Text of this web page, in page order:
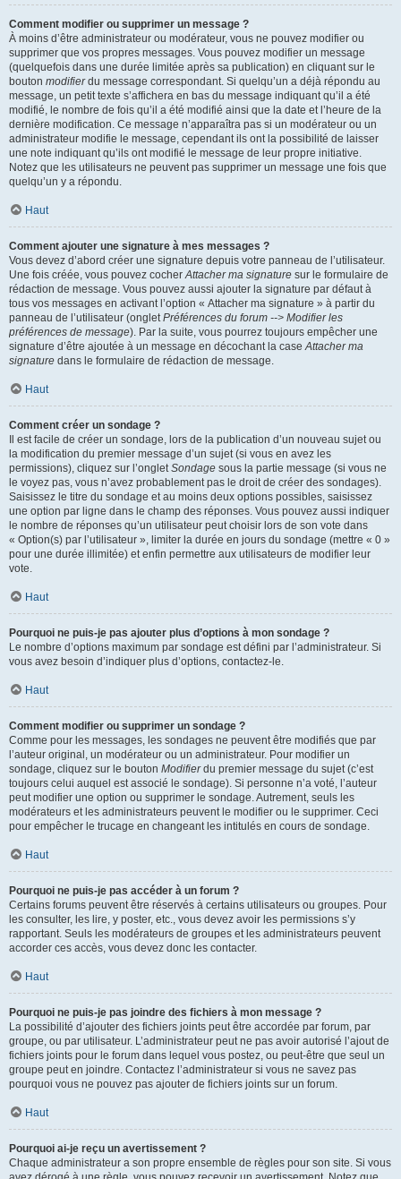
Comment modifier ou supprimer un message ?
À moins d’être administrateur ou modérateur, vous ne pouvez modifier ou
supprimer que vos propres messages. Vous pouvez modifier un message
(quelquefois dans une durée limitée après sa publication) en cliquant sur le
bouton modifierdu message correspondant. Si quelqu’un a déjà répondu au
message, un petit texte s’affichera en bas du message indiquant qu’il a été
modifié, le nombre de fois qu’il a été modifié ainsi que la date et l’heure de la
dernière modification. Ce message n’apparaîtra pas si un modérateur ou un
administrateur modifie le message, cependant ils ont la possibilité de laisser
une note indiquant qu’ils ont modifié le message de leur propre initiative.
Notez que les utilisateurs ne peuvent pas supprimer un message une fois que
quelqu’un y a répondu.
Haut
Comment ajouter une signature à mes messages ?
Vous devez d’abord créer une signature depuis votre panneau de l’utilisateur.
Une fois créée, vous pouvez cocherAttacher ma signature sur le formulaire de
rédaction de message. Vous pouvez aussi ajouter la signature par défaut à
tous vos messages en activant l’option « Attacher ma signature » à partir du
panneau de l’utilisateur (ongletPréférences du forum --> Modifier les
préférences de message). Par la suite, vous pourrez toujours empêcher une
signature d’être ajoutée à un message en décochant la caseAttacher ma
signature dans le formulaire de rédaction de message.
Haut
Comment créer un sondage ?
Il est facile de créer un sondage, lors de la publication d’un nouveau sujet ou
la modification du premier message d’un sujet (si vous en avez les
permissions), cliquez sur l’ongletSondage sous la partie message (si vous ne
le voyez pas, vous n’avez probablement pas le droit de créer des sondages).
Saisissez le titre du sondage et au moins deux options possibles, saisissez
une option par ligne dans le champ des réponses. Vous pouvez aussi indiquer
le nombre de réponses qu’un utilisateur peut choisir lors de son vote dans
« Option(s) par l’utilisateur », limiter la durée en jours du sondage (mettre « 0 »
pour une durée illimitée) et enfin permettre aux utilisateurs de modifier leur
vote.
Haut
Pourquoi ne puis-je pas ajouter plus d’options à mon sondage ?
Le nombre d’options maximum par sondage est défini par l’administrateur. Si
vous avez besoin d’indiquer plus d’options, contactez-le.
Haut
Comment modifier ou supprimer un sondage ?
Comme pour les messages, les sondages ne peuvent être modifiés que par
l’auteur original, un modérateur ou un administrateur. Pour modifier un
sondage, cliquez sur le bouton Modifierdu premier message du sujet (c’est
toujours celui auquel est associé le sondage). Si personne n’a voté, l’auteur
peut modifier une option ou supprimer le sondage. Autrement, seuls les
modérateurs et les administrateurs peuvent le modifier ou le supprimer. Ceci
pour empêcher le trucage en changeant les intitulés en cours de sondage.
Haut
Pourquoi ne puis-je pas accéder à un forum ?
Certains forums peuvent être réservés à certains utilisateurs ou groupes. Pour
les consulter, les lire, y poster, etc., vous devez avoir les permissions s’y
rapportant. Seuls les modérateurs de groupes et les administrateurs peuvent
accorder ces accès, vous devez donc les contacter.
Haut
Pourquoi ne puis-je pas joindre des fichiers à mon message ?
La possibilité d’ajouter des fichiers joints peut être accordée par forum, par
groupe, ou par utilisateur. L’administrateur peut ne pas avoir autorisé l’ajout de
fichiers joints pour le forum dans lequel vous postez, ou peut-être que seul un
groupe peut en joindre. Contactez l’administrateur si vous ne savez pas
pourquoi vous ne pouvez pas ajouter de fichiers joints sur un forum.
Haut
Pourquoi ai-je reçu un avertissement ?
Chaque administrateur a son propre ensemble de règles pour son site. Si vous